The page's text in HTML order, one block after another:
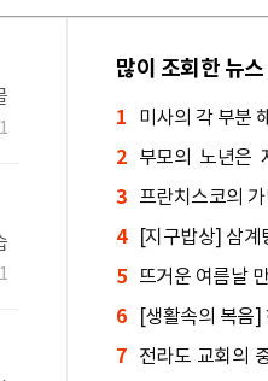
많이 조회한 뉴스
1 미사의 각 부분
2
부모의 노년은
가르침
3 프란치스코의
4
[지구밥상] 삼계
음식
5 뜨거운 여름날
6 [생활속의 복음]
7
전라도 교회의